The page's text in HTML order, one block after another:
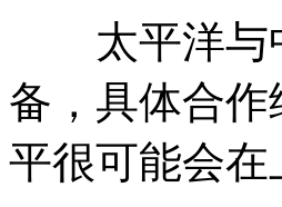
太平洋与中
备，具体合
平很可能会